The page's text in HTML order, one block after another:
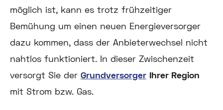
möglich ist, kann es trotz frühzeitiger
Bemühung um einen neuen Energieversorger
dazu kommen, dass der Anbieterwechsel nicht
nahtlos funktioniert. In dieser Zwischenzeit
versorgt Sie der Grundversorger Ihrer Region
mit Strom bzw. Gas.